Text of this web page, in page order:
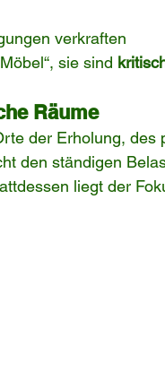
verkraften
sie sind
Räume
der Erholung, des
den ständigen
liegt der